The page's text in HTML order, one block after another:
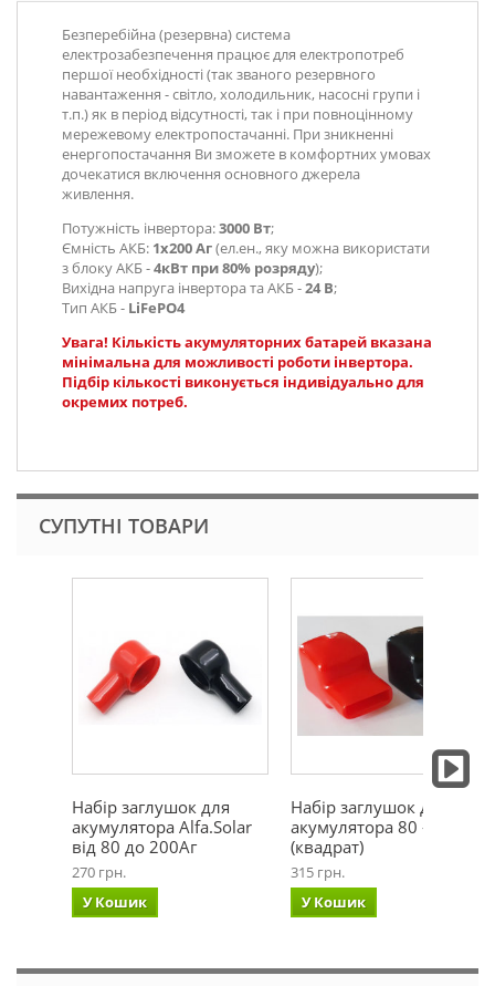
Безперебійна (резервна) система
електрозабезпечення працює для електропотреб
першої необхідності (так званого резервного
навантаження - світло, холодильник, насосні групи і
т.п.) як в період відсутності, так і при повноцінному
мережевому електропостачанні. При зникненні
енергопостачання Ви зможете в комфортних умовах
дочекатися включення основного джерела
живлення.
Потужність інвертора:3000 Вт;
Ємність АКБ: 1х200 Аг(ел.ен., яку можна використати
з блоку АКБ -4кВт при 80% розряду);
Вихідна напруга інвертора та АКБ-24 В;
Тип АКБ - LiFePO4
Увага! Кількість акумуляторних батарей вказана
мінімальна для можливості роботи інвертора.
Підбір кількості виконується індивідуально для
окремих потреб.
СУПУТНІ ТОВАРИ
Набір заглушок для
акумулятора Alfa.Solar
від 80 до 200Аг
270 грн.
У Кошик
Набір заглушок для
акумулятора 80 - 200Аг
(квадрат)
315 грн.
У Кошик